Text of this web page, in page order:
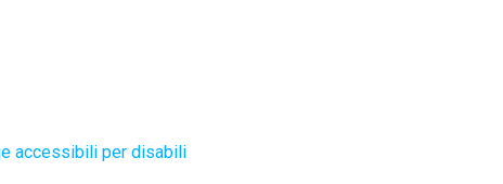
accessibili per disabili